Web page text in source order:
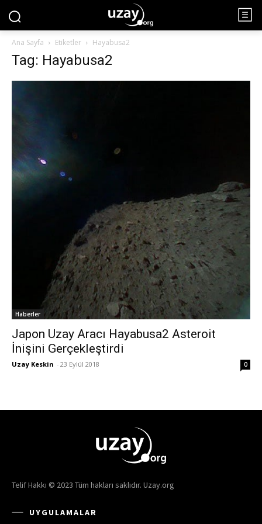
Ana Sayfa Etiketler Hayabusa2
Tag: Hayabusa2
Haberler
Japon Uzay Aracı Hayabusa2 Asteroit
İnişini Gerçekleştirdi
Uzay Keskin - 23 Eylül 2018 0
Telif Hakkı © 2023 Tüm hakları saklıdır. Uzay.org
UYGULAMALAR